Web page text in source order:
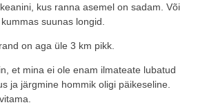
kus ranna asemel on sadam. Või
suunas longid.
on aga üle 3 km pikk.
et mina ei ole enam ilmateate lubatud
ja järgmine hommik oligi päikeseline.